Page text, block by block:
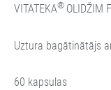
VITATEKA® OLIDŽIM
Uztura bagātinātājs
60 kapsulas